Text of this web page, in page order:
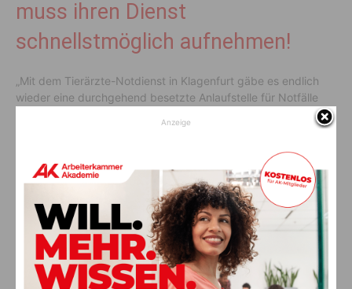
muss ihren Dienst
schnellstmöglich aufnehmen!
„Mit dem Tierärzte-Notdienst in Klagenfurt gäbe es endlich
wieder eine durchgehend besetzte Anlaufstelle für Notfälle
am Wochenende. Dementsprechend wichtig ist es, dass diese
Einrichtung schnellstmöglich ihren Dienst aufnimmt. Die
nachzuvollziehen. Genauso wie ihr Unverständnis, warum in
dieser Sache nichts passiert“, so
Rakuschaabschließend.
Vorheriger Artikel
Unwetter: Hochwasser und
Murenabgang in Hermagor
Aufhebung einer Verordnung
Anzeige